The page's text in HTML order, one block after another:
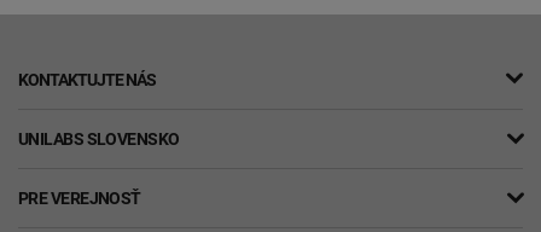
KONTAKTUJTE NÁS
UNILABS SLOVENSKO
PRE VEREJNOSŤ